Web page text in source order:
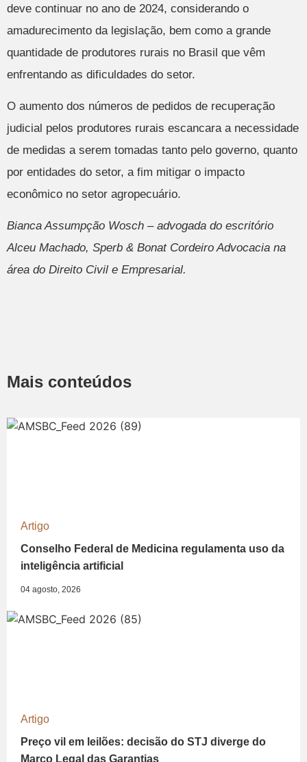
deve continuar no ano de 2024, considerando o
amadurecimento da legislação, bem como a grande
quantidade de produtores rurais no Brasil que vêm
enfrentando as dificuldades do setor.
O aumento dos números de pedidos de recuperação
judicial pelos produtores rurais escancara a necessidade
de medidas a serem tomadas tanto pelo governo, quanto
por entidades do setor, a fim mitigar o impacto
econômico no setor agropecuário.
Bianca Assumpção Wosch – advogada do escritório
Alceu Machado, Sperb & Bonat Cordeiro Advocacia na
área do Direito Civil e Empresarial.
Mais conteúdos
Artigo
Conselho Federal de Medicina regulamenta uso da
inteligência artificial
04 agosto, 2026
Artigo
Preço vil em leilões: decisão do STJ diverge do
Marco Legal das Garantias